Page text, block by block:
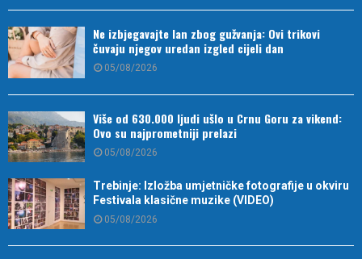
Ne izbjegavajte lan zbog gužvanja: Ovi trikovi
čuvaju njegov uredan izgled cijeli dan
05/08/2026
Više od 630.000 ljudi ušlo u Crnu Goru za vikend:
Ovo su najprometniji prelazi
05/08/2026
Trebinje: Izložba umjetničke fotografije u okviru
Festivala klasične muzike (VIDEO)
05/08/2026